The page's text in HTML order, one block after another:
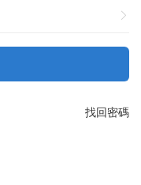
找回密碼